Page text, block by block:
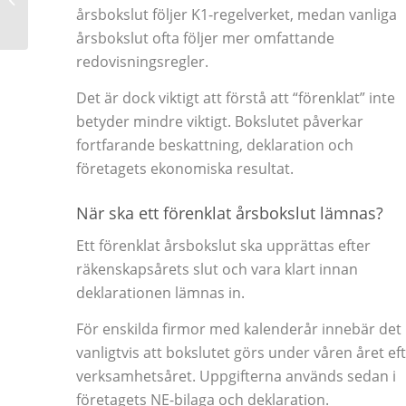
årsbokslut följer K1-regelverket, medan vanliga
årsbokslut ofta följer mer omfattande
redovisningsregler.
Det är dock viktigt att förstå att “förenklat” inte
betyder mindre viktigt. Bokslutet påverkar
fortfarande beskattning, deklaration och
företagets ekonomiska resultat.
När ska ett förenklat årsbokslut lämnas?
Ett förenklat årsbokslut ska upprättas efter
räkenskapsårets slut och vara klart innan
deklarationen lämnas in.
För enskilda firmor med kalenderår innebär det
vanligtvis att bokslutet görs under våren året
verksamhetsåret. Uppgifterna används sedan i
företagets NE-bilaga och deklaration.